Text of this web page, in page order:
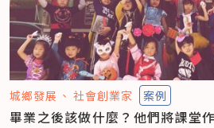
城鄉發展 社會創業家 案例
畢業之後該做什麼？他們將課堂